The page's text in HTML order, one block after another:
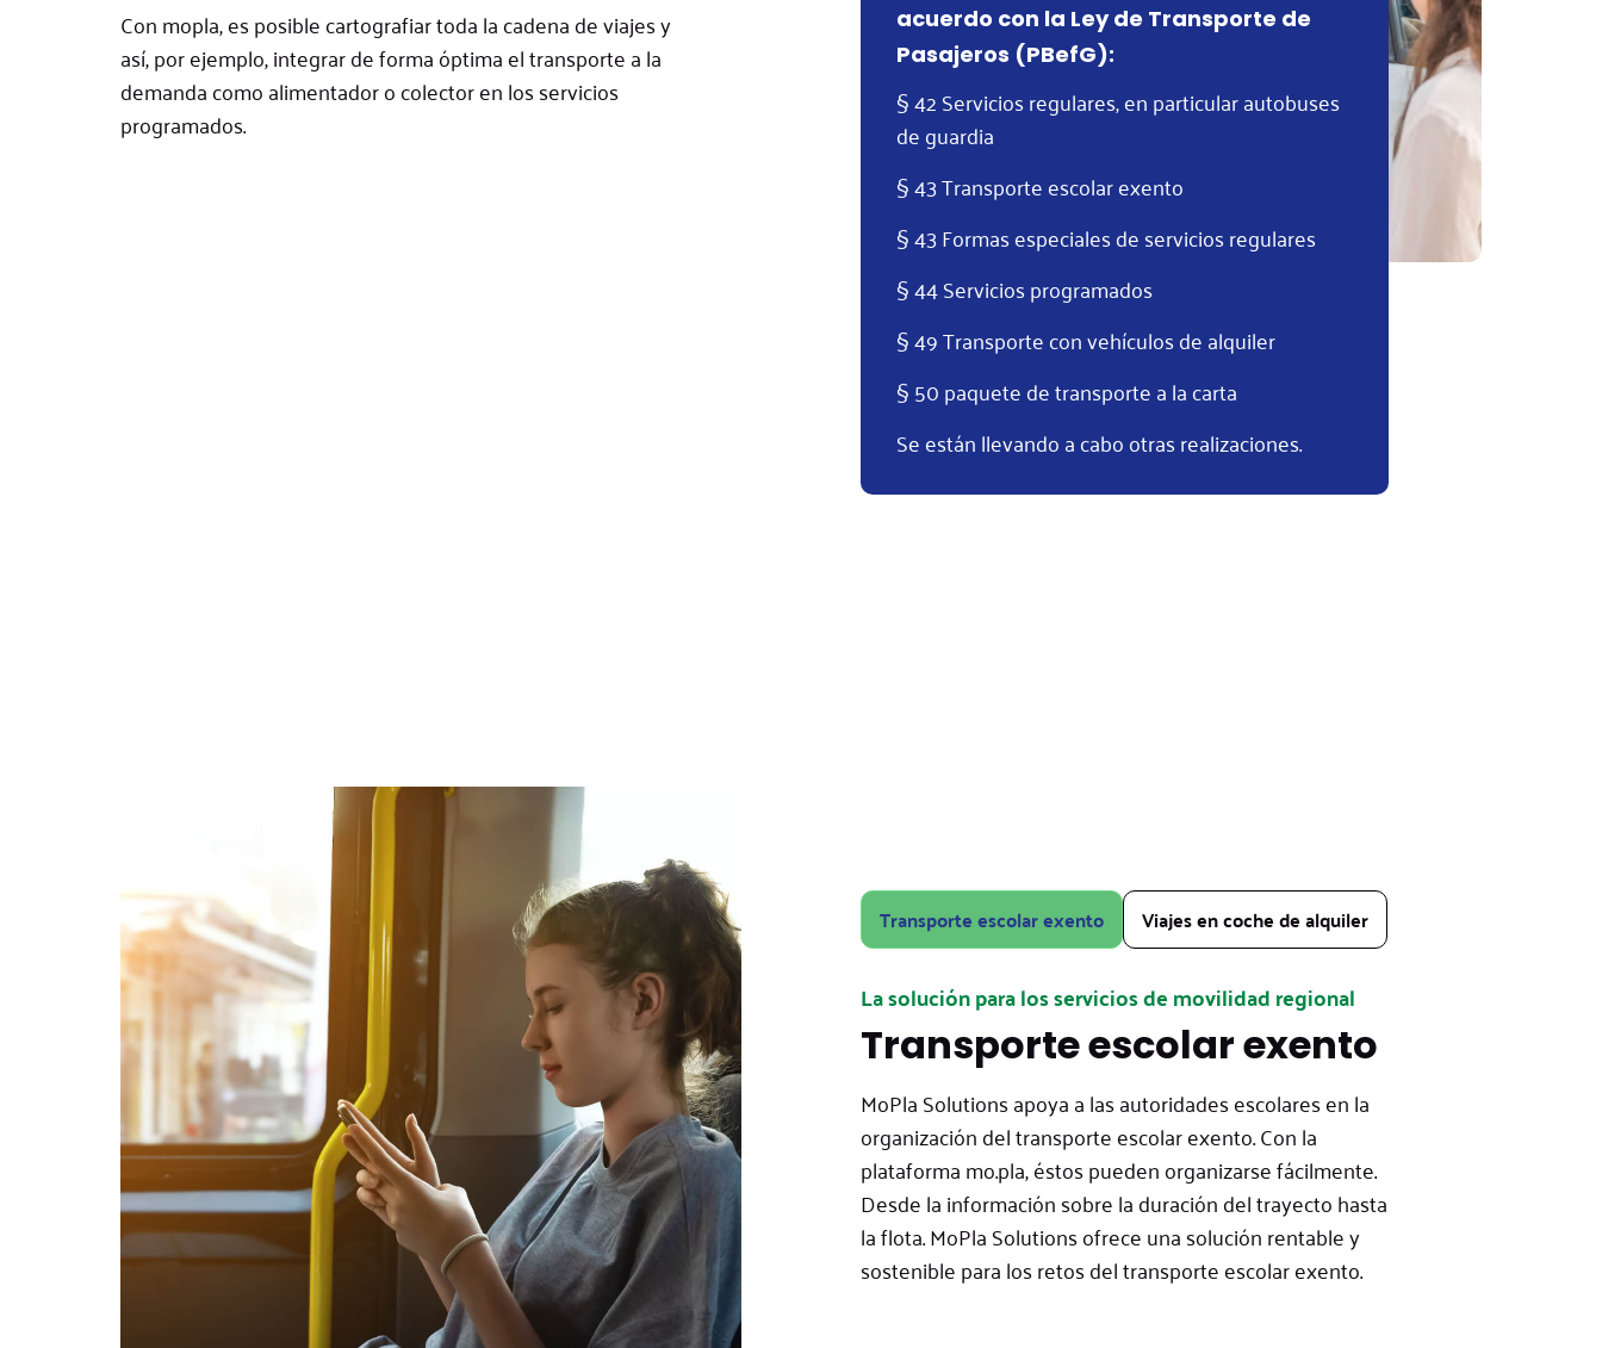
Con mopla, es posible cartografiar toda la cadena de viajes y
así, por ejemplo, integrar de forma óptima el transporte a la
demanda como alimentador o colector en los servicios
programados.
acuerdo con la Ley de Transporte de
Pasajeros (PBefG):
§ 42 Servicios regulares, en particular autobuses
de guardia
§ 43 Transporte escolar exento
§ 43 Formas especiales de servicios regulares
§ 44 Servicios programados
§ 49 Transporte con vehículos de alquiler
§ 50 paquete de transporte a la carta
Se están llevando a cabo otras realizaciones.
Transporte escolar exento Viajes en coche de alquiler
La solución para los servicios de movilidad regional
Transporte escolar exento
MoPla Solutions apoya a las autoridades escolares en la
organización del transporte escolar exento. Con la
plataforma mo.pla, éstos pueden organizarse fácilmente.
Desde la información sobre la duración del trayecto hasta
la flota. MoPla Solutions ofrece una solución rentable y
sostenible para los retos del transporte escolar exento.